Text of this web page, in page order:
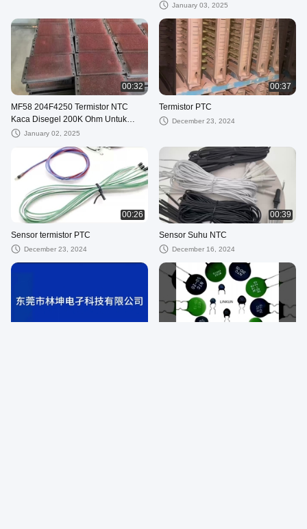
January 03, 2025
00:32
MF58 204F4250 Termistor NTC
Kaca Disegel 200K Ohm Untuk
Deteksi Suhu Tinggi Di Microwave
January 02, 2025
00:37
Termistor PTC
December 23, 2024
00:26
Sensor termistor PTC
December 23, 2024
00:39
Sensor Suhu NTC
December 16, 2024